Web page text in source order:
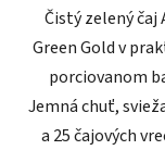
Čistý zelený čaj
Green Gold v
porciovanom
Jemná chuť,
a 25 čajových